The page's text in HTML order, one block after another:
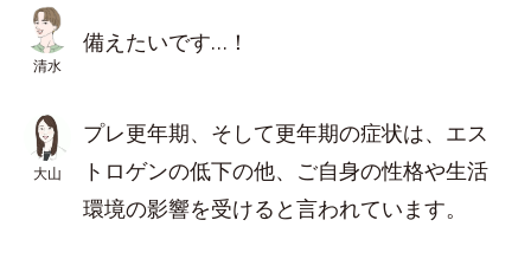
清水
備えたいです…！
大山
プレ更年期、そして更年期の症状は、エス
トロゲンの低下の他、ご自身の性格や生活
環境の影響を受けると言われています。